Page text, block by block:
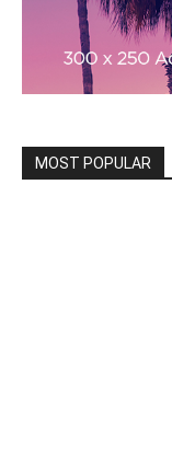
MOST POPULAR